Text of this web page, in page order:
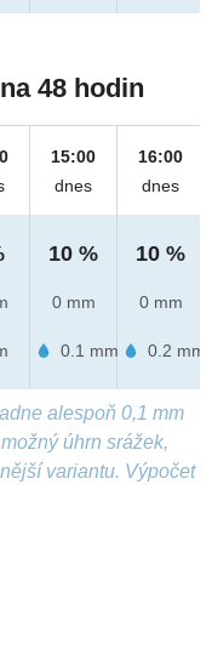
48 hodin
15:00
dnes
10 %
0 mm
0.1 mm
16:00
dnes
10 %
0 mm
0.2 mm
alespoň 0,1 mm
úhrn srážek,
variantu. Výpočet